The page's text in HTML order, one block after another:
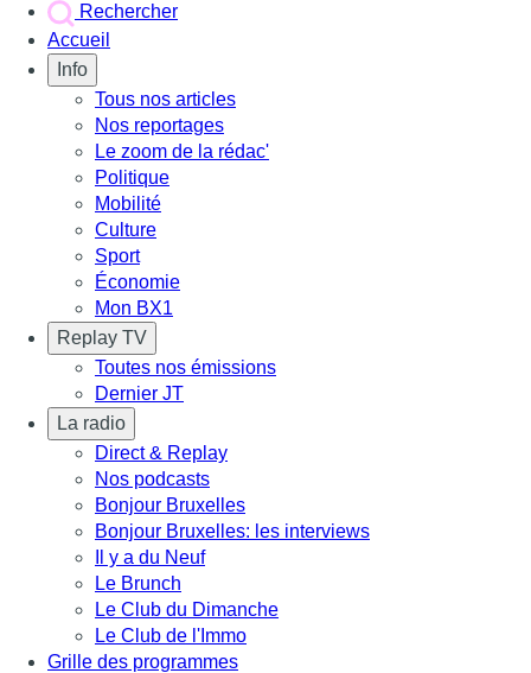
Rechercher
Accueil
Info
Tous nos articles
Nos reportages
Le zoom de la rédac'
Politique
Mobilité
Culture
Sport
Économie
Mon BX1
Replay TV
Toutes nos émissions
Dernier JT
La radio
Direct & Replay
Nos podcasts
Bonjour Bruxelles
Bonjour Bruxelles: les interviews
Il y a du Neuf
Le Brunch
Le Club du Dimanche
Le Club de l'Immo
Grille des programmes